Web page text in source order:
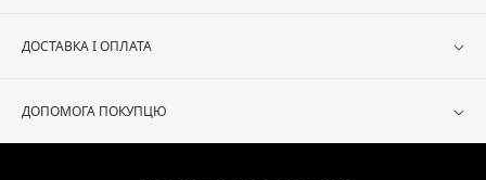
ДОСТАВКА І ОПЛАТА
ДОПОМОГА ПОКУПЦЮ